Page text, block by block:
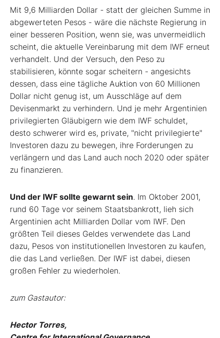
Mit 9,6 Milliarden Dollar - statt der gleichen Summe in
abgewerteten Pesos - wäre die nächste Regierung in
einer besseren Position, wenn sie, was unvermeidlich
scheint, die aktuelle Vereinbarung mit dem IWF erneut
verhandelt. Und der Versuch, den Peso zu
stabilisieren, könnte sogar scheitern - angesichts
dessen, dass eine tägliche Auktion von 60 Millionen
Dollar nicht genug ist, um Ausschläge auf dem
Devisenmarkt zu verhindern. Und je mehr Argentinien
privilegierten Gläubigern wie dem IWF schuldet,
desto schwerer wird es, private, "nicht privilegierte"
Investoren dazu zu bewegen, ihre Forderungen zu
verlängern und das Land auch noch 2020 oder später
zu finanzieren.
Und der IWF sollte gewarnt sein. Im Oktober 2001,
rund 60 Tage vor seinem Staatsbankrott, lieh sich
Argentinien acht Milliarden Dollar vom IWF. Den
größten Teil dieses Geldes verwendete das Land
dazu, Pesos von institutionellen Investoren zu kaufen,
die das Land verließen. Der IWF ist dabei, diesen
großen Fehler zu wiederholen.
zum Gastautor:
Hector Torres,